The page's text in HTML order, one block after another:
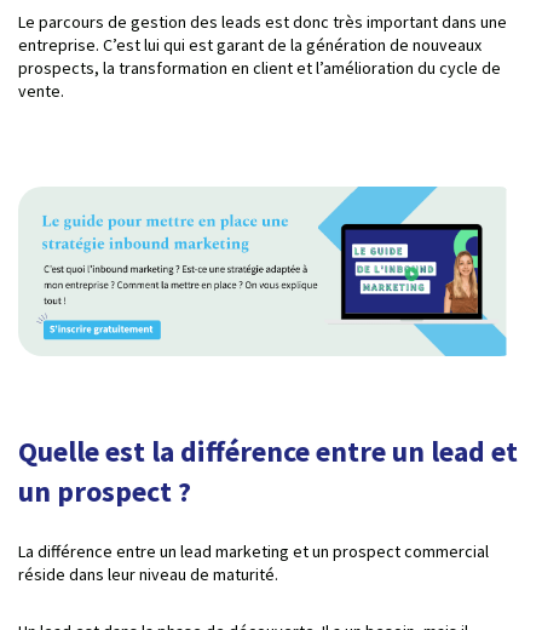
Le parcours de gestion des leads est donc très important dans une
entreprise. C’est lui qui est garant de la génération de nouveaux
prospects, la transformation en client et l’amélioration du cycle de
vente.
Quelle est la différence entre un lead et
un prospect ?
La différence entre un lead marketing et un prospect commercial
réside dans leur niveau de maturité.